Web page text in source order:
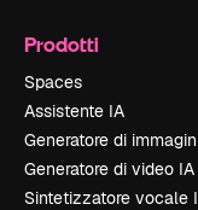
Prodotti
Spaces
Assistente IA
Generatore di
Generatore di video IA
Sintetizzatore vocale